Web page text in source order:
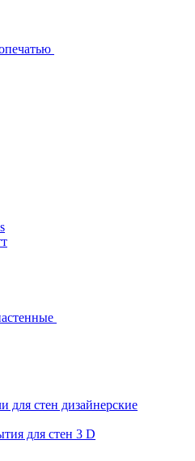
для стен дизайнерские
для стен 3 D